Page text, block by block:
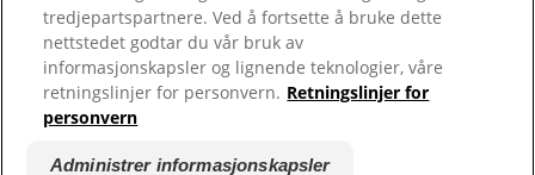
Kontakt Hill's
Vanlige spørsmål
Hill’s 100% fornøydgaranti - forhandlere
Opphavsrett ©
tredjepartspartnere. Ved å fortsette å bruke dette
nettstedet godtar du vår bruk av
informasjonskapsler og lignende teknologier, våre
retningslinjer for personvern. Retningslinjer for
personvern
Administrer informasjonskapsler